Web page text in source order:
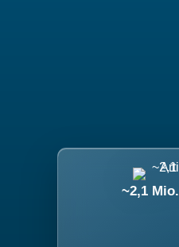
~2,1 Mio.